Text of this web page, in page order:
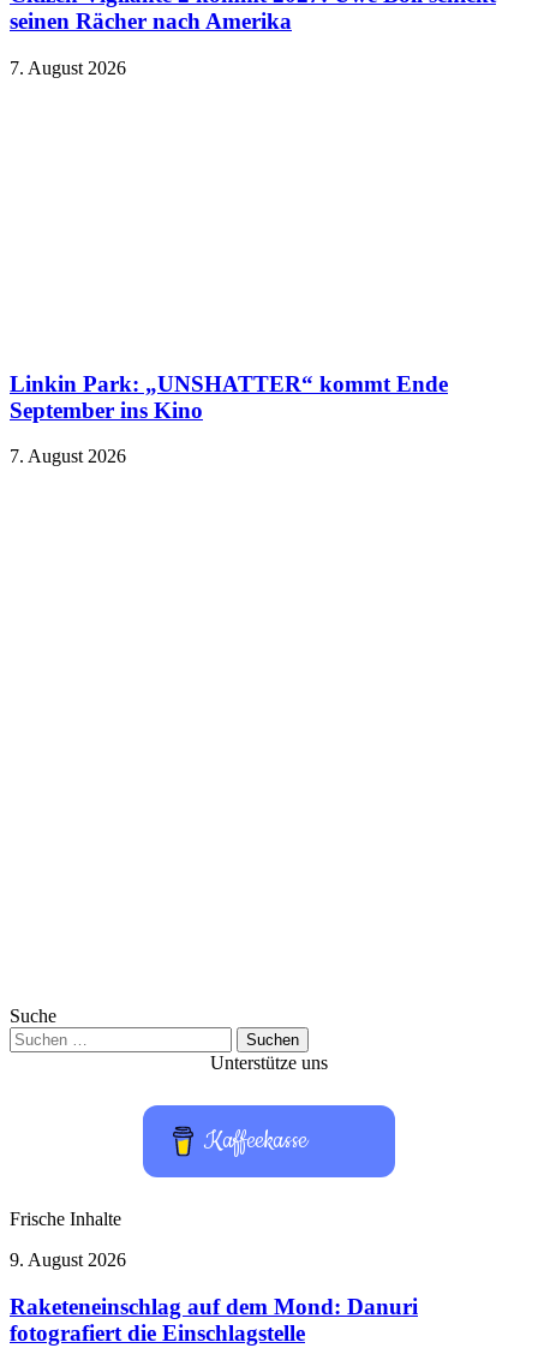
seinen Rächer nach Amerika
7. August 2026
Linkin Park: „UNSHATTER“ kommt Ende
September ins Kino
7. August 2026
Suche
Suchen
nach:
Unterstütze uns
Kaffeekasse
Frische Inhalte
Raketeneinschlag
dem
Mond:
Danuri
9. August 2026
Raketeneinschlag auf dem Mond: Danuri
fotografiert die Einschlagstelle